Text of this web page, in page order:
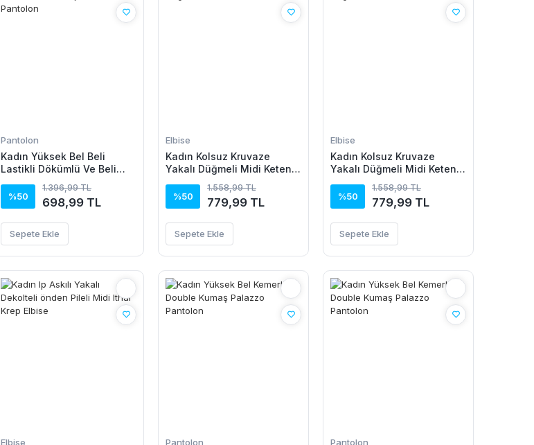
Pantolon
Kadın Yüksek Bel Beli
Lastikli Dökümlü Ve Beli
%50
1.396,99 TL
698,99 TL
Sepete Ekle
Elbise
Kadın Kolsuz Kruvaze
Yakalı Düğmeli Midi Keten
%50
1.558,99 TL
779,99 TL
Sepete Ekle
Elbise
Kadın Kolsuz Kruvaze
Yakalı Düğmeli Midi Keten
%50
1.558,99 TL
779,99 TL
Sepete Ekle
Elbise Pantolon Pantolon